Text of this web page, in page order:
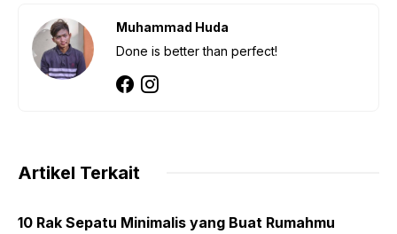
Muhammad Huda
Done is better than perfect!
Artikel Terkait
10 Rak Sepatu Minimalis yang Buat Rumahmu